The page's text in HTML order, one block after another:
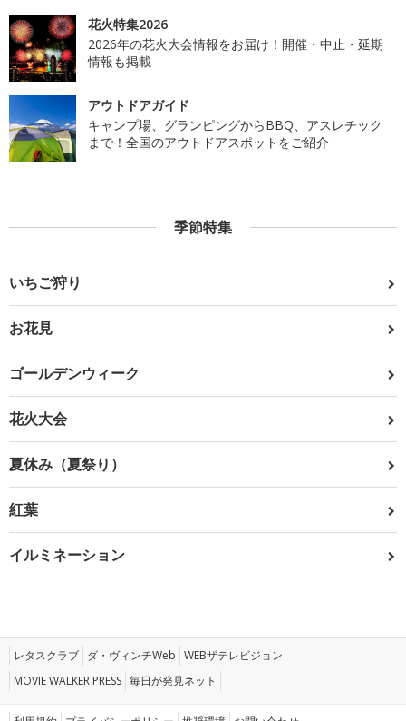
花火特集2026
2026年の花火大会情報をお届け！開催・中止・延期
情報も掲載
アウトドアガイド
キャンプ場、グランピングからBBQ、アスレチック
まで！全国のアウトドアスポットをご紹介
季節特集
いちご狩り
お花見
ゴールデンウィーク
花火大会
夏休み（夏祭り）
紅葉
イルミネーション
レタスクラブ ダ・ヴィンチWeb WEBザテレビジョン
MOVIE WALKER PRESS 毎日が発見ネット